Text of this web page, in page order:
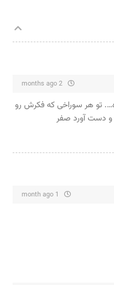
تو هر سوراخی که فکرش رو
و دست آورد صفر